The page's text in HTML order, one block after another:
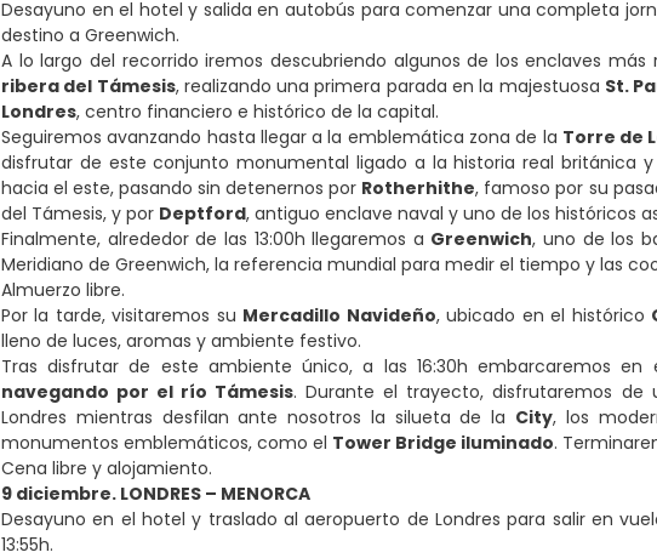
Desayuno en el hotel y salida en autobús para comenzar una completa
destino a Greenwich.
A lo largo del recorrido iremos descubriendo algunos de los enclaves
ribera del Támesis, realizando una primera parada en la majestuosa St.
Londres, centro financiero e histórico de la capital.
Seguiremos avanzando hasta llegar a la emblemática zona de la Torre de
disfrutar de este conjunto monumental ligado a la historia real británica
hacia el este, pasando sin detenernos por Rotherhithe, famoso por su
del Támesis, y por Deptford, antiguo enclave naval y uno de los históricos
Finalmente, alrededor de las 13:00h llegaremos a Greenwich, uno de los
Meridiano de Greenwich, la referencia mundial para medir el tiempo y las
Almuerzo libre.
Por la tarde, visitaremos su Mercadillo Navideño, ubicado en el histórico
lleno de luces, aromas y ambiente festivo.
Tras disfrutar de este ambiente único, a las 16:30h embarcaremos
navegando por el río Támesis. Durante el trayecto, disfrutaremos de
Londres mientras desfilan ante nosotros la silueta de la City, los
monumentos emblemáticos, como el Tower Bridge iluminado.
Cena libre y alojamiento.
9 diciembre. LONDRES – MENORCA
Desayuno en el hotel y traslado al aeropuerto de Londres para salir en
13:55h.